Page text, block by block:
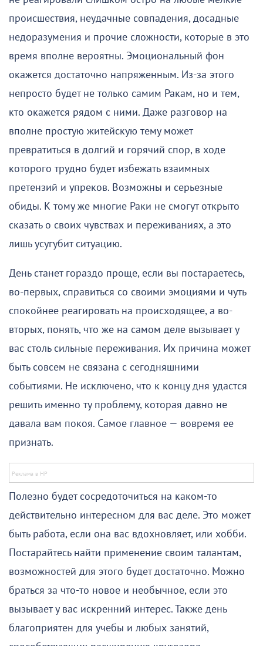
происшествия, неудачные совпадения, досадные
недоразумения и прочие сложности, которые в это
время вполне вероятны. Эмоциональный фон
окажется достаточно напряженным. Из-за этого
непросто будет не только самим Ракам, но и тем,
кто окажется рядом с ними. Даже разговор на
вполне простую житейскую тему может
превратиться в долгий и горячий спор, в ходе
которого трудно будет избежать взаимных
претензий и упреков. Возможны и серьезные
обиды. К тому же многие Раки не смогут открыто
сказать о своих чувствах и переживаниях, а это
лишь усугубит ситуацию.
День станет гораздо проще, если вы постараетесь,
во-первых, справиться со своими эмоциями и чуть
спокойнее реагировать на происходящее, а во-
вторых, понять, что же на самом деле вызывает у
вас столь сильные переживания. Их причина может
быть совсем не связана с сегодняшними
событиями. Не исключено, что к концу дня удастся
решить именно ту проблему, которая давно не
давала вам покоя. Самое главное — вовремя ее
признать.
Полезно будет сосредоточиться на каком-то
действительно интересном для вас деле. Это может
быть работа, если она вас вдохновляет, или хобби.
Постарайтесь найти применение своим талантам,
возможностей для этого будет достаточно. Можно
браться за что-то новое и необычное, если это
вызывает у вас искренний интерес. Также день
благоприятен для учебы и любых занятий,